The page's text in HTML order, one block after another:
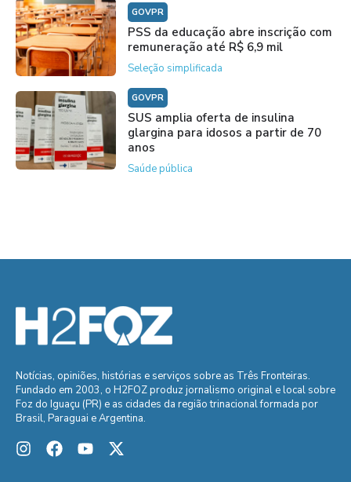
GOVPR
PSS da educação abre inscrição com
remuneração até R$ 6,9 mil
Seleção simplificada
GOVPR
SUS amplia oferta de insulina
glargina para idosos a partir de 70
anos
Saúde pública
Notícias, opiniões, histórias e serviços sobre as Três Fronteiras.
Fundado em 2003, o H2FOZ produz jornalismo original e local sobre
Foz do Iguaçu (PR) e as cidades da região trinacional formada por
Brasil, Paraguai e Argentina.